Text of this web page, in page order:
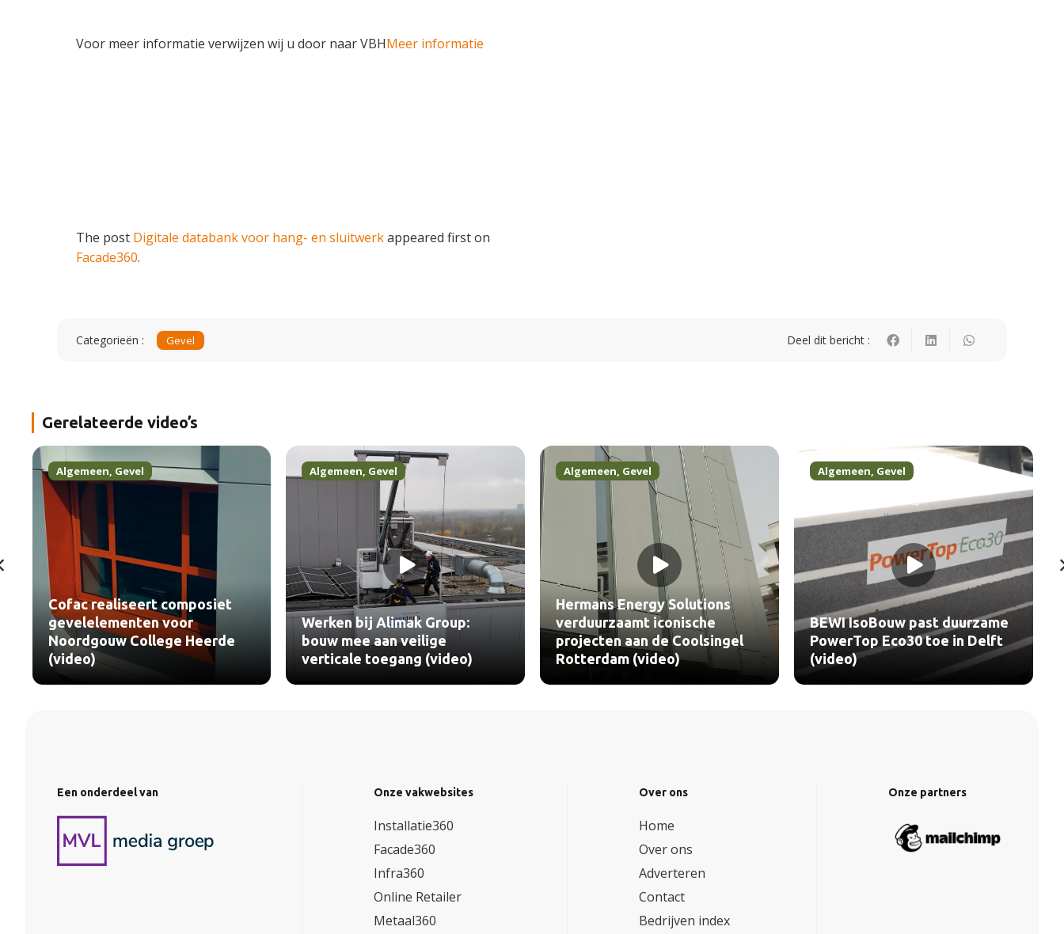
Voor meer informatie verwijzen wij u door naar VBHMeer informatie
The post Digitale databank voor hang- en sluitwerkappeared first on
Facade360.
Categorieën : Gevel Deel dit bericht :
Gerelateerde video’s
Algemeen, Gevel
Cofac realiseert composiet
gevelelementen voor
Noordgouw College Heerde
(video)
Algemeen, Gevel
Werken bij Alimak Group:
bouw mee aan veilige
verticale toegang (video)
Algemeen, Gevel
Hermans Energy Solutions
verduurzaamt iconische
projecten aan de Coolsingel
Rotterdam (video)
Algemeen, Gevel
BEWI IsoBouw past duurzame
PowerTop Eco30 toe in Delft
(video)
Een onderdeel van Onze vakwebsites
Installatie360
Facade360
Infra360
Online Retailer
Metaal360
Over ons
Home
Over ons
Adverteren
Contact
Bedrijven index
Onze partners